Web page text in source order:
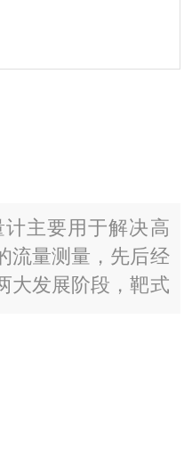
主要用于解决高
流量测量，先后经
大发展阶段，靶式
上 ，采用了新型
量和敏感传递元
字智能处理技术而